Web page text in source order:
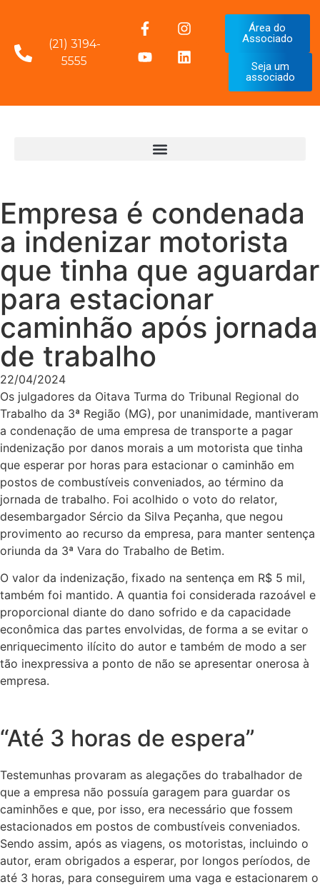
(21) 3194-
5555
Área do
Associado
Seja um
associado
Empresa é condenada
a indenizar motorista
que tinha que aguardar
para estacionar
caminhão após jornada
de trabalho
22/04/2024
Os julgadores da Oitava Turma do Tribunal Regional do
Trabalho da 3ª Região (MG), por unanimidade, mantiveram
a condenação de uma empresa de transporte a pagar
indenização por danos morais a um motorista que tinha
que esperar por horas para estacionar o caminhão em
postos de combustíveis conveniados, ao término da
jornada de trabalho. Foi acolhido o voto do relator,
desembargador Sércio da Silva Peçanha, que negou
provimento ao recurso da empresa, para manter sentença
oriunda da 3ª Vara do Trabalho de Betim.
O valor da indenização, fixado na sentença em R$ 5 mil,
também foi mantido. A quantia foi considerada razoável e
proporcional diante do dano sofrido e da capacidade
econômica das partes envolvidas, de forma a se evitar o
enriquecimento ilícito do autor e também de modo a ser
tão inexpressiva a ponto de não se apresentar onerosa à
empresa.
“Até 3 horas de espera”
Testemunhas provaram as alegações do trabalhador de
que a empresa não possuía garagem para guardar os
caminhões e que, por isso, era necessário que fossem
estacionados em postos de combustíveis conveniados.
Sendo assim, após as viagens, os motoristas, incluindo o
autor, eram obrigados a esperar, por longos períodos, de
até 3 horas, para conseguirem uma vaga e estacionarem o